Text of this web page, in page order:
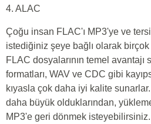
4. ALAC
Çoğu insan FLAC'ı MP3'ye ve
istediğiniz şeye bağlı olarak
FLAC dosyalarının temel
formatları, WAV ve CDC gibi
kıyasla çok daha iyi kalite
daha büyük olduklarından,
MP3'e geri dönmek isteyebilirsiniz.